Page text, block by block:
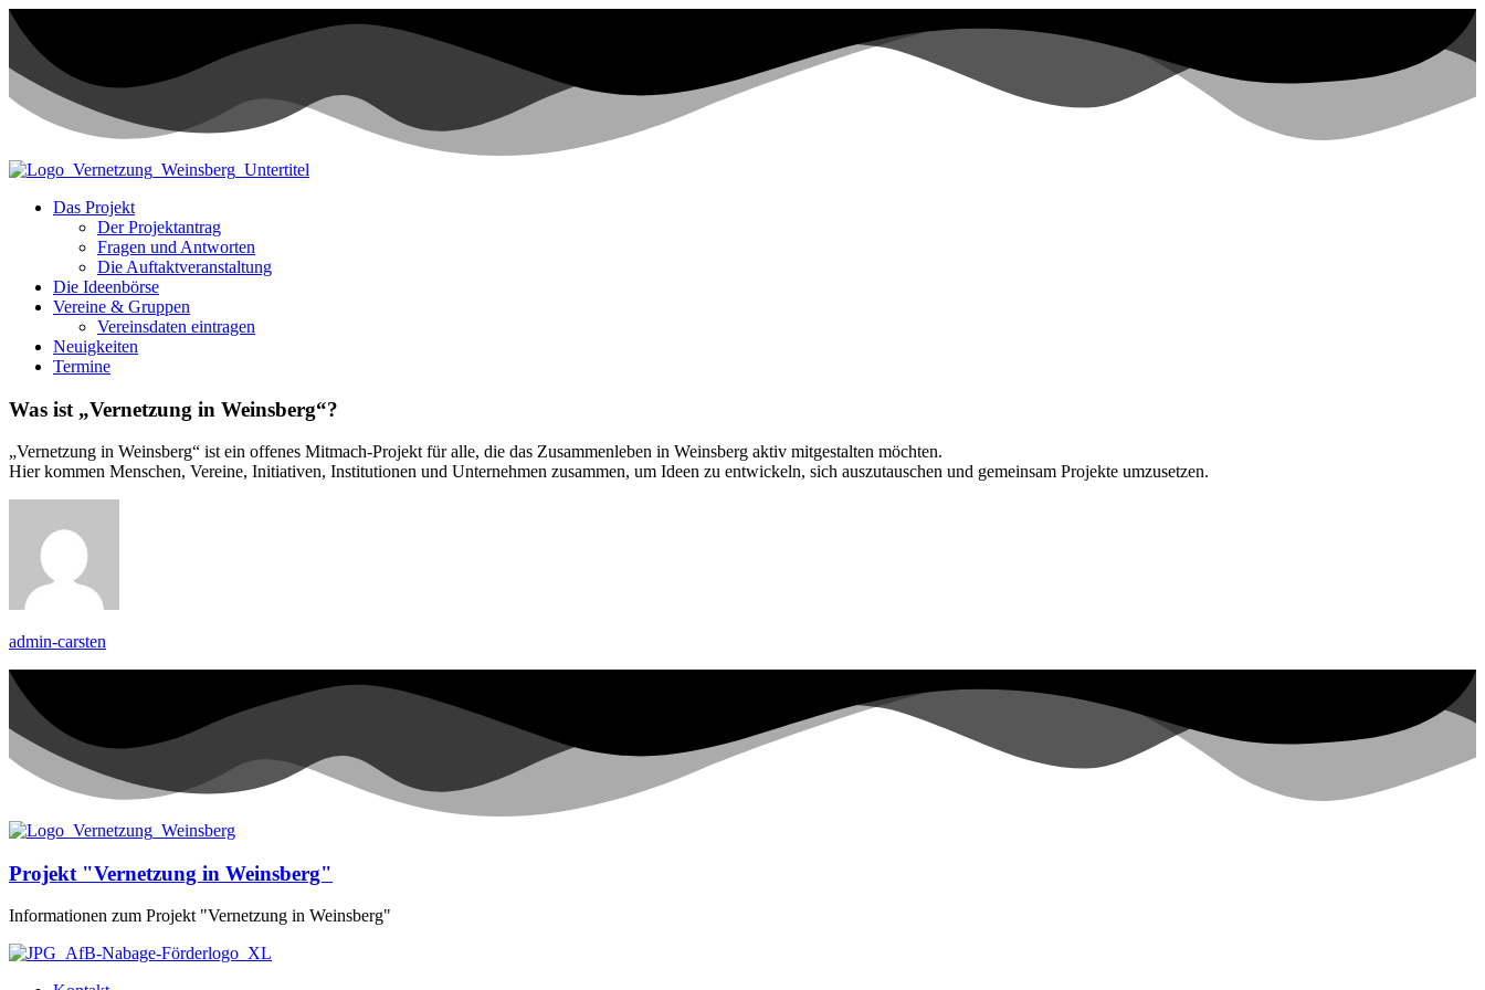
Das Projekt
Der Projektantrag
Fragen und Antworten
Die Auftaktveranstaltung
Die Ideenbörse
Vereine & Gruppen
Vereinsdaten eintragen
Neuigkeiten
Termine
Was ist „Vernetzung in Weinsberg“?
„Vernetzung in Weinsberg“ ist ein offenes Mitmach-Projekt für alle, die das Zusammenleben in Weinsberg aktiv mitgestalten möchten.
Hier kommen Menschen, Vereine, Initiativen, Institutionen und Unternehmen zusammen, um Ideen zu entwickeln, sich auszutauschen und gemeinsam Projekte umzusetzen.
admin-carsten
Projekt "Vernetzung in Weinsberg"
Informationen zum Projekt "Vernetzung in Weinsberg"